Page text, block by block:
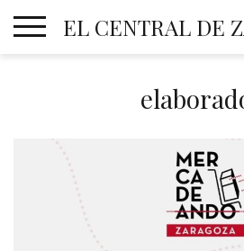
EL CENTRAL DE